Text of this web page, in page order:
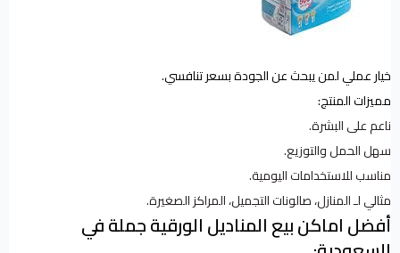
خيار عملي لمن يبحث عن الجودة بسعر تنافسي.
مميزات المنتج:
ناعم على البشرة.
سهل الحمل والتوزيع.
مناسب للاستخدامات اليومية.
مثالي لـ المنازل، صالونات التجميل، المراكز الصغيرة.
أفضل اماكن بيع المناديل الورقية جملة في